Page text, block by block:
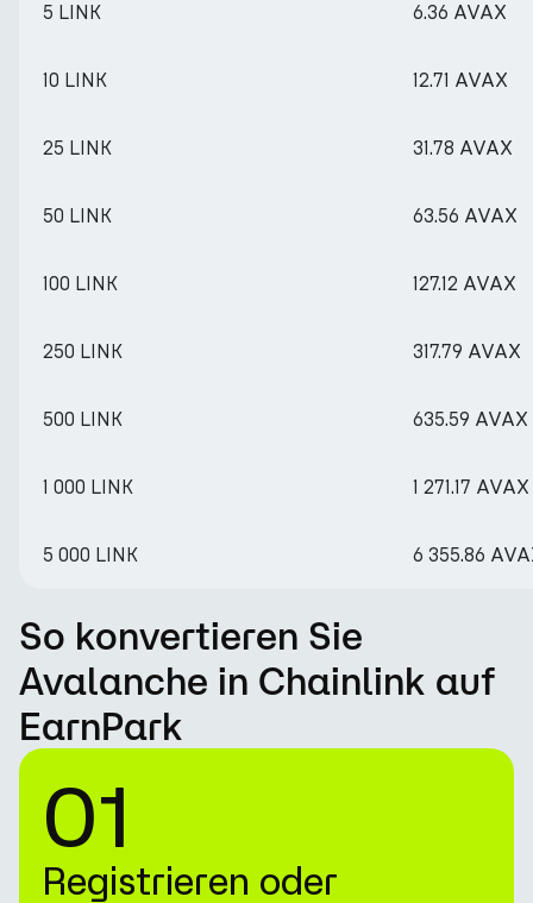
5 LINK 6.36 AVAX
10 LINK 12.71 AVAX
25 LINK 31.78 AVAX
50 LINK 63.56 AVAX
100 LINK 127.12 AVAX
250 LINK 317.79 AVAX
500 LINK 635.59 AVAX
1 000 LINK 1 271.17 AVAX
5 000 LINK 6 355.86
So konvertieren Sie
Avalanche in Chainlink auf
EarnPark
01
Registrieren oder